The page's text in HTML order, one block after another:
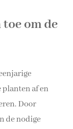
om de
planten af en
Door
de nodige